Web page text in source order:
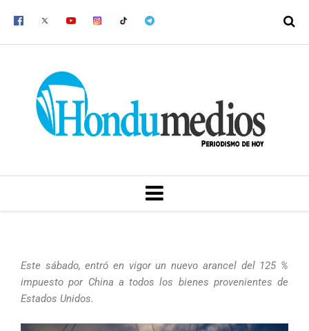
MENU
Este sábado, entró en vigor un nuevo arancel del 125 %
impuesto por China a todos los bienes provenientes de
Estados Unidos.